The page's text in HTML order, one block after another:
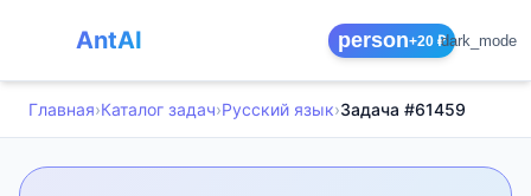
AntAI person+20 ₽dark_mode
Главная›Каталог задач›Русский язык›Задача #61459